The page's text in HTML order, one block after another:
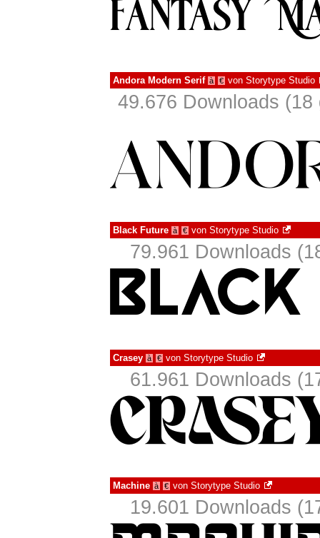
Andora Modern Serif à € von Storytype Studio
49.676 Downloads (18
Black Future à € von Storytype Studio
79.961 Downloads
Crasey à € von Storytype Studio
61.961 Downloads
Machine à € von Storytype Studio
19.601 Downloads